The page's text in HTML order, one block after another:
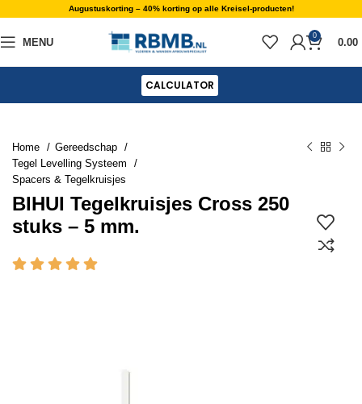
Augustuskorting – 40% korting op alle Kreisel-producten!
MENU
0
0.00
CALCULATOR
Home
Gereedschap
Tegel Levelling Systeem
Spacers & Tegelkruisjes
BIHUI Tegelkruisjes Cross 250
stuks – 5 mm.